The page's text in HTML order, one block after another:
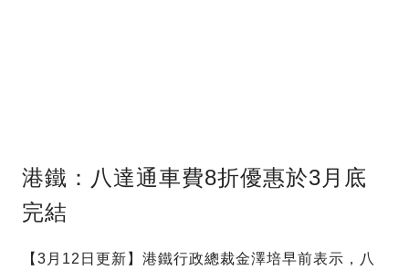
港鐵：八達通車費8折優惠於3月底
完結
【3月12日更新】港鐵行政總裁金澤培早前表示，八